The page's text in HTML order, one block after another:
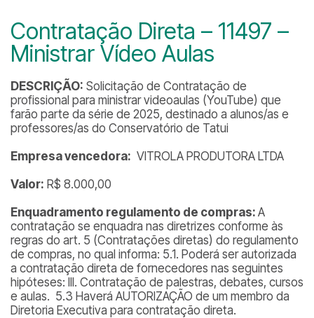
Contratação Direta – 11497 –
Ministrar Vídeo Aulas
DESCRIÇÃO: Solicitação de Contratação de
profissional para ministrar videoaulas (YouTube) que
farão parte da série de 2025, destinado a alunos/as e
professores/as do Conservatório de Tatui
Empresa vencedora: VITROLA PRODUTORA LTDA
Valor: R$ 8.000,00
Enquadramento regulamento de compras: A
contratação se enquadra nas diretrizes conforme às
regras do art. 5 (Contratações diretas) do regulamento
de compras, no qual informa: 5.1. Poderá ser autorizada
a contratação direta de fornecedores nas seguintes
hipóteses: III. Contratação de palestras, debates, cursos
e aulas. 5.3 Haverá AUTORIZAÇÃO de um membro da
Diretoria Executiva para contratação direta.